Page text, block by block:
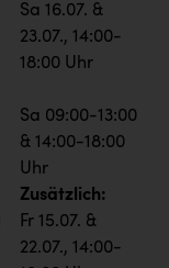
Sa 16.07. &
23.07., 14:00-
18:00 Uhr
Sa 09:00-13:00
& 14:00-18:00
Uhr
Zusätzlich:
Fr 15.07. &
22.07., 14:00-